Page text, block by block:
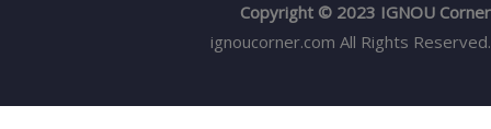
Copyright © 2023 IGNOU Corner
ignoucorner.com All Rights Reserved.